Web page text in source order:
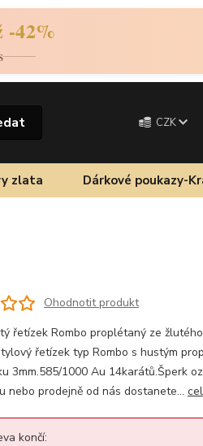
-42%
CZK
zlata Dárkové poukazy-
Ohodnotit produkt
řetízek Rombo proplétaný ze
řetízek typ Rombo s hustým
3mm.585/1000 Au 14karátů.Šperk
nebo prodejně od nás dostanete...
končí: